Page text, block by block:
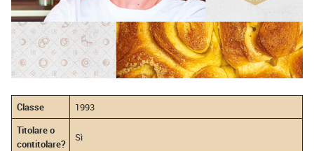
Classe
1993
Titolare o
contitolare?
Sì